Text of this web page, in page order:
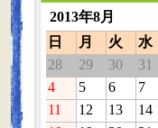
2013年8月
日
月 火 水
28
29 30 31
4
5 6 7
11
12 13 14